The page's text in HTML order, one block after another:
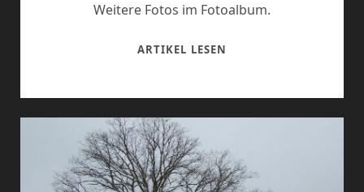
Weitere Fotos im Fotoalbum.
ARTIKEL LESEN